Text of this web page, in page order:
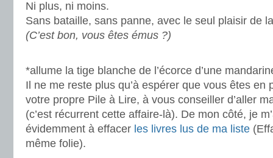
Ni plus, ni moins.
Sans bataille, sans panne, avec le seul plaisir de
(C’est bon, vous êtes émus ?)
*allume la tige blanche de l’écorce d’une
Il ne me reste plus qu’à espérer que vous êtes en
votre propre Pile à Lire, à vous conseiller d’aller
(c’est récurrent cette affaire-là). De mon côté, je
évidemment à effacer les livres lus de ma liste
même folie).